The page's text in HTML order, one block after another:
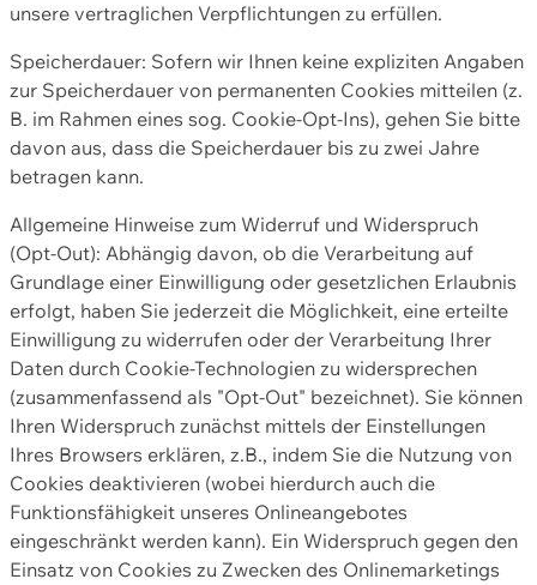
unsere vertraglichen Verpflichtungen zu erfüllen.
Speicherdauer: Sofern wir Ihnen keine expliziten Angaben
zur Speicherdauer von permanenten Cookies mitteilen (z.
B. im Rahmen eines sog. Cookie-Opt-Ins), gehen Sie bitte
davon aus, dass die Speicherdauer bis zu zwei Jahre
betragen kann.
Allgemeine Hinweise zum Widerruf und Widerspruch
(Opt-Out): Abhängig davon, ob die Verarbeitung auf
Grundlage einer Einwilligung oder gesetzlichen Erlaubnis
erfolgt, haben Sie jederzeit die Möglichkeit, eine erteilte
Einwilligung zu widerrufen oder der Verarbeitung Ihrer
Daten durch Cookie-Technologien zu widersprechen
(zusammenfassend als "Opt-Out" bezeichnet). Sie können
Ihren Widerspruch zunächst mittels der Einstellungen
Ihres Browsers erklären, z.B., indem Sie die Nutzung von
Cookies deaktivieren (wobei hierdurch auch die
Funktionsfähigkeit unseres Onlineangebotes
eingeschränkt werden kann). Ein Widerspruch gegen den
Einsatz von Cookies zu Zwecken des Onlinemarketings